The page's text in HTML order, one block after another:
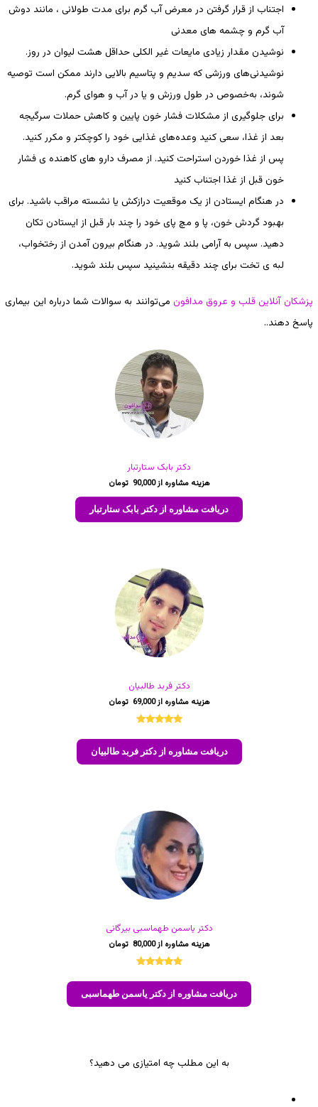
اجتناب از قرار گرفتن در معرض آب گرم برای مدت طولانی ، مانند دوش
آب گرم و چشمه های معدنی
نوشیدن مقدار زیادی مایعات غیر الکلی حداقل هشت لیوان در روز.
نوشیدنی‌های ورزشی که سدیم و پتاسیم بالایی دارند ممکن است توصیه
شوند، به‌خصوص در طول ورزش و یا در آب و هوای گرم.
برای جلوگیری از مشکلات فشار خون پایین و کاهش حملات سرگیجه
بعد از غذا، سعی کنید وعده‌های غذایی خود را کوچکتر و مکرر کنید.
پس از غذا خوردن استراحت کنید. از مصرف دارو های کاهنده ی فشار
خون قبل از غذا اجتناب کنید
در هنگام ایستادن از یک موقعیت درازکش یا نشسته مراقب باشید. برای
بهبود گردش خون، پا و مچ پای خود را چند بار قبل از ایستادن تکان
دهید. سپس به آرامی بلند شوید. در هنگام بیرون آمدن از رختخواب،
لبه ی تخت برای چند دقیقه بنشینید سپس بلند شوید.
پزشکان آنلاین قلب و عروق مدافون می‌توانند به سوالات شما درباره این بیماری
پاسخ دهند..
دکتر بابک ستارتبار
90,000
دریافت مشاوره از دکتر بابک ستارتبار
دکتر فربد طالبیان
69,000
5.00
در
دریافت مشاوره از دکتر فربد طالبیان
دکتر یاسمن طهماسبی بیرگانی
80,000
5.00
در
دریافت مشاوره از دکتر یاسمن طهماسبی
به این مطلب چه امتیازی می دهید؟